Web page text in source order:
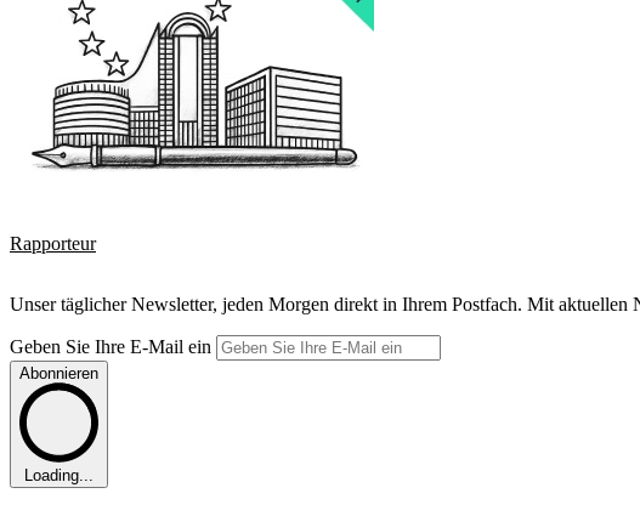
Rapporteur
Unser täglicher Newsletter, jeden Morgen direkt in Ihrem Postfach. Mit
Geben Sie Ihre E-Mail ein
Abonnieren
Loading...